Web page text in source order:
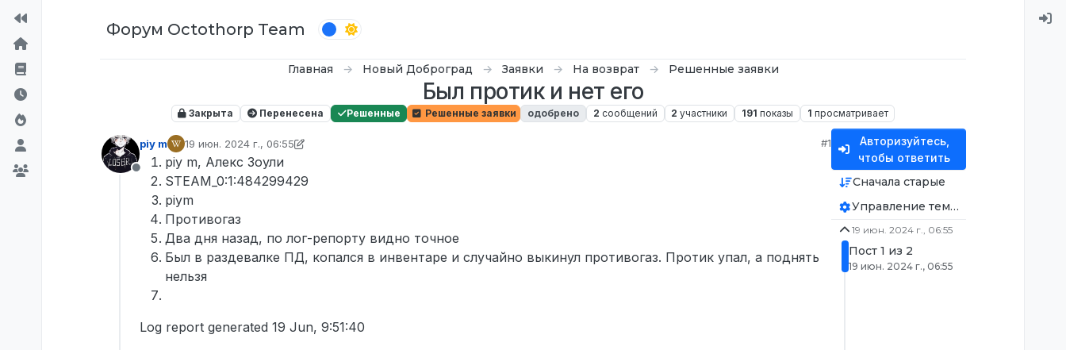
Форум Octothorp Team
Главная Новый Доброград Заявки На возврат Решенные заявки
Был протик и нет его
Закрыта Перенесена Решенные Решенные заявки одобрено 2 сообщений 2 участники 191 показы 1 просматривает
Не в сети
piy m 19 июн. 2024 г., 06:55
отредактировано p0wer
#1
piy m, Алекс Зоули
STEAM_0:1:484299429
piym
Противогаз
Два дня назад, по лог-репорту видно точное
Был в раздевалке ПД, копался в инвентаре и случайно выкинул противогаз. Протик упал, а поднять
нельзя
Log report generated 19 Jun, 9:51:40
Авторизуйтесь,
чтобы ответить
Сначала старые
Управление темой
19 июн. 2024 г., 06:55
Пост 1 из 2
19 июн. 2024 г., 06:55